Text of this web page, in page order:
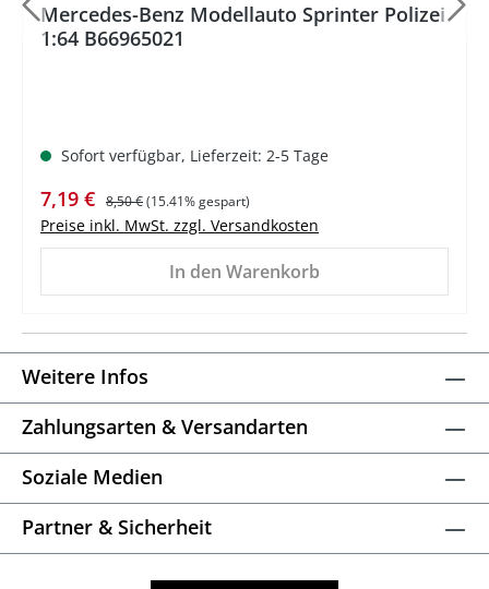
Mercedes-Benz Modellauto Sprinter Polizei
1:64 B66965021
Sofort verfügbar, Lieferzeit: 2-5 Tage
Verkaufspreis:
7,19 € Regulärer Preis:
8,50 €(15.41% gespart)
Preise inkl. MwSt. zzgl. Versandkosten
In den Warenkorb
Weitere Infos
Zahlungsarten & Versandarten
Soziale Medien
Partner & Sicherheit